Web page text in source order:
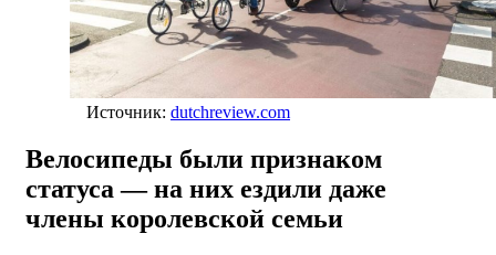
Источник: dutchreview.com
Велосипеды были признаком
статуса — на них ездили даже
члены королевской семьи